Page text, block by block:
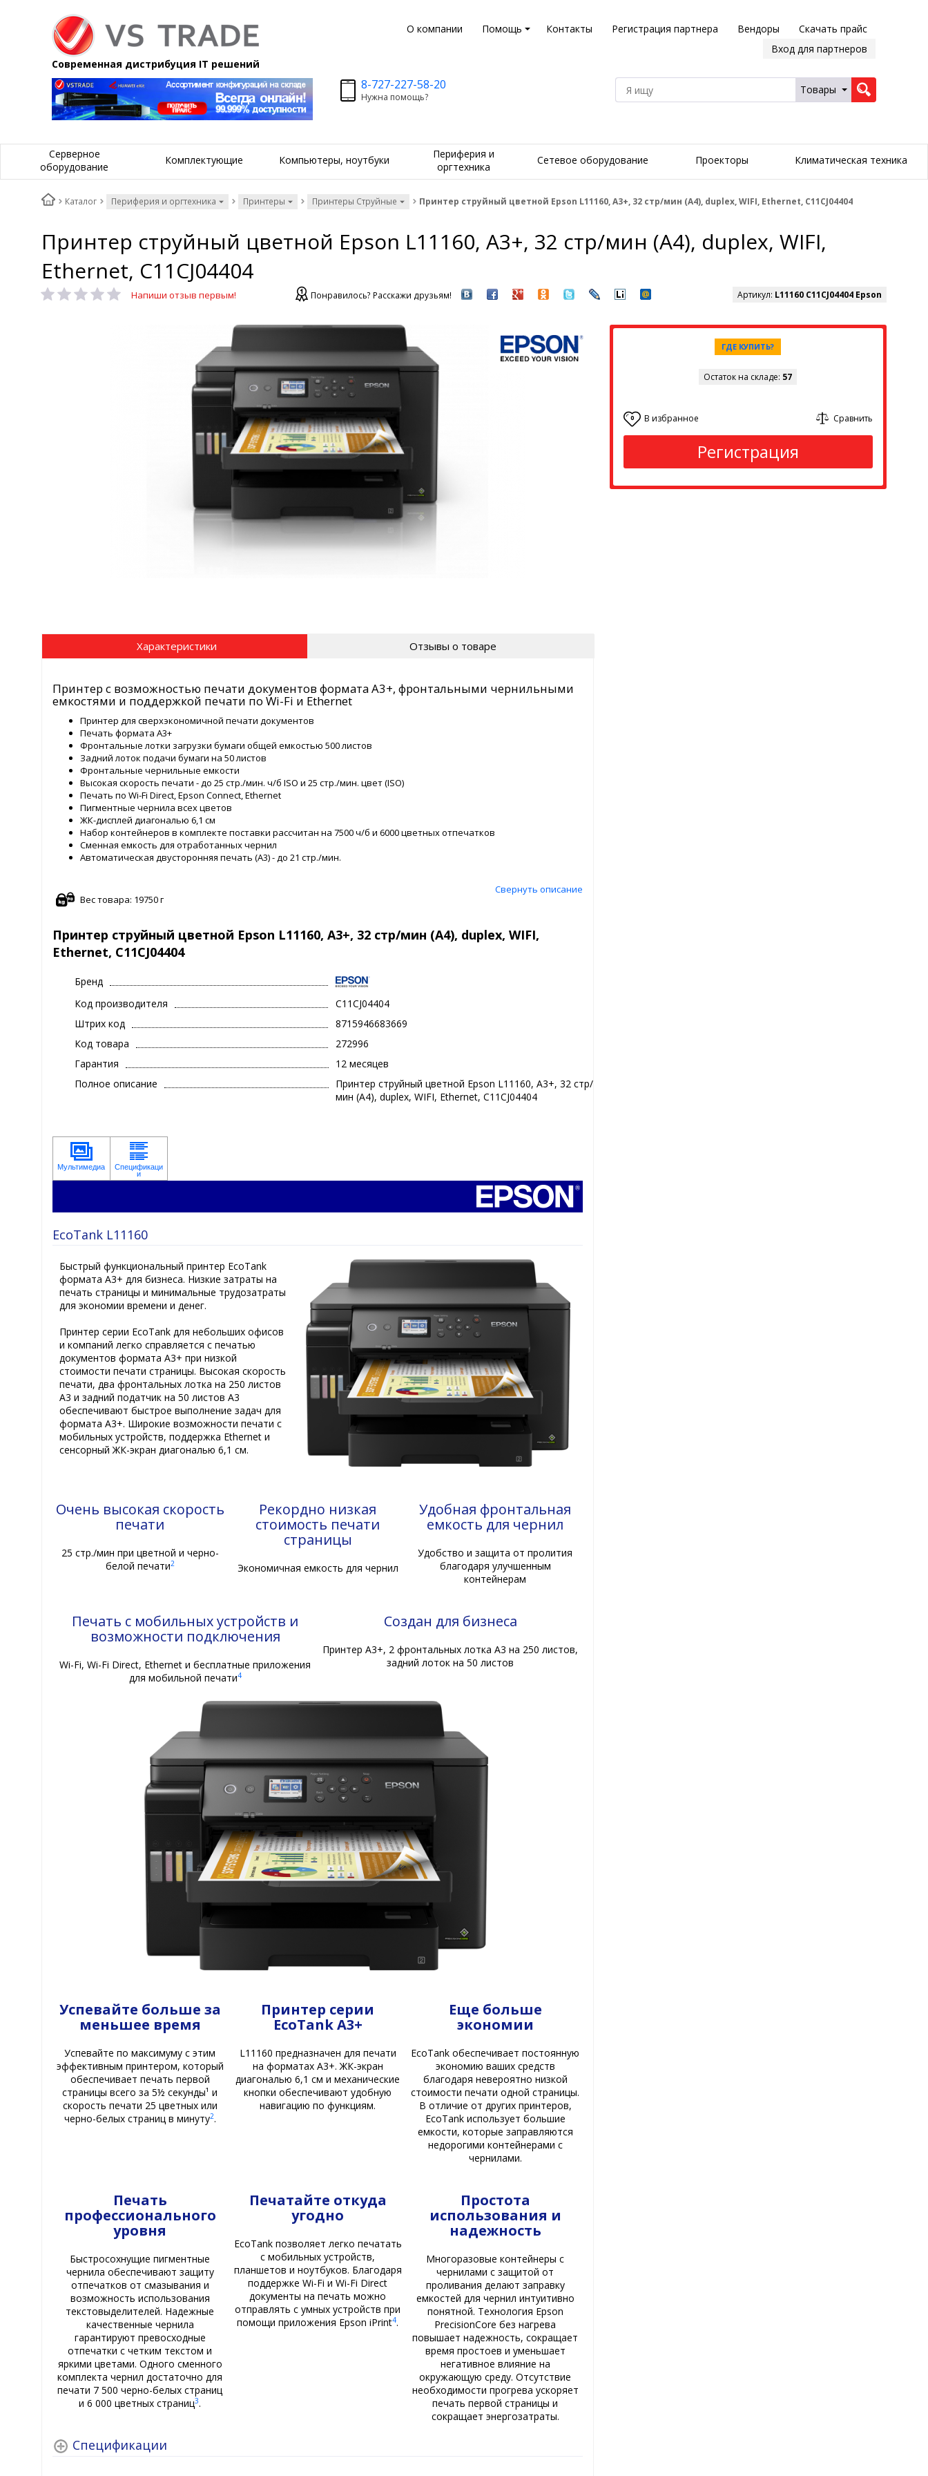
О компании Помощь Контакты Регистрация партнера Вендоры
Скачать прайс
Вход для партнеров
Современная дистрибуция IT решений
8-727-227-58-20
Нужна помощь?
Товары
Серверное
оборудование
Комплектующие Компьютеры, ноутбуки
Периферия и
оргтехника
Сетевое оборудование Проекторы Климатическая техника
Каталог Периферия и оргтехника Принтеры Принтеры Струйные Принтер струйный цветной Epson L11160, А3+, 32 стр/мин (A4), duplex, WIFI, Ethernet, C11CJ04404
Принтер струйный цветной Epson L11160, А3+, 32 стр/мин (A4), duplex, WIFI,
Ethernet, C11CJ04404
Напиши отзыв первым! Понравилось? Расскажи друзьям! Артикул: L11160 C11CJ04404 Epson
ГДЕ КУПИТЬ?
Остаток на складе: 57
0 В избранное Сравнить
Регистрация
Характеристики Отзывы о товаре
Принтер с возможностью печати документов формата А3+, фронтальными чернильными
емкостями и поддержкой печати по Wi-Fi и Ethernet
Принтер для сверхэкономичной печати документов
Печать формата А3+
Фронтальные лотки загрузки бумаги общей емкостью 500 листов
Задний лоток подачи бумаги на 50 листов
Фронтальные чернильные емкости
Высокая скорость печати - до 25 стр./мин. ч/б ISO и 25 стр./мин. цвет (ISO)
Печать по Wi-Fi Direct, Epson Connect, Ethernet
Пигментные чернила всех цветов
ЖК-дисплей диагональю 6,1 см
Набор контейнеров в комплекте поставки рассчитан на 7500 ч/б и 6000 цветных отпечатков
Сменная емкость для отработанных чернил
Автоматическая двусторонняя печать (А3) - до 21 стр./мин.
Свернуть описание
Вес товара: 19750 г
Принтер струйный цветной Epson L11160, А3+, 32 стр/мин (A4), duplex, WIFI,
Ethernet, C11CJ04404
Бренд
Код производителя
C11CJ04404
Штрих код
8715946683669
Код товара
272996
Гарантия
12 месяцев
Полное описание
Принтер струйный цветной Epson L11160, А3+, 32 стр/
мин (A4), duplex, WIFI, Ethernet, C11CJ04404
EcoTank L11160
Быстрый функциональный принтер EcoTank
формата A3+ для бизнеса. Низкие затраты на
печать страницы и минимальные трудозатраты
для экономии времени и денег.
Принтер серии EcoTank для небольших офисов
и компаний легко справляется с печатью
документов формата A3+ при низкой
стоимости печати страницы. Высокая скорость
печати, два фронтальных лотка на 250 листов
A3 и задний податчик на 50 листов A3
обеспечивают быстрое выполнение задач для
формата A3+. Широкие возможности печати с
мобильных устройств, поддержка Ethernet и
сенсорный ЖК-экран диагональю 6,1 см.
Очень высокая скорость
печати
25 стр./мин при цветной и черно-
белой печати2
Рекордно низкая
стоимость печати
страницы
Экономичная емкость для чернил
Удобная фронтальная
емкость для чернил
Удобство и защита от пролития
благодаря улучшенным
контейнерам
Печать с мобильных устройств и
возможности подключения
Wi-Fi, Wi-Fi Direct, Ethernet и бесплатные приложения
для мобильной печати4
Создан для бизнеса
Принтер A3+, 2 фронтальных лотка A3 на 250 листов,
задний лоток на 50 листов
Успевайте больше за
меньшее время
Успевайте по максимуму с этим
эффективным принтером, который
обеспечивает печать первой
страницы всего за 5½ секунды¹ и
скорость печати 25 цветных или
черно-белых страниц в минуту2.
Принтер серии
EcoTank A3+
L11160 предназначен для печати
на форматах A3+. ЖК-экран
диагональю 6,1 см и механические
кнопки обеспечивают удобную
навигацию по функциям.
Еще больше
экономии
EcoTank обеспечивает постоянную
экономию ваших средств
благодаря невероятно низкой
стоимости печати одной страницы.
В отличие от других принтеров,
EcoTank использует большие
емкости, которые заправляются
недорогими контейнерами с
чернилами.
Печать
профессионального
уровня
Быстросохнущие пигментные
чернила обеспечивают защиту
отпечатков от смазывания и
возможность использования
текстовыделителей. Надежные
качественные чернила
гарантируют превосходные
отпечатки с четким текстом и
яркими цветами. Одного сменного
комплекта чернил достаточно для
печати 7 500 черно-белых страниц
и 6 000 цветных страниц3.
Печатайте откуда
угодно
EcoTank позволяет легко печатать
с мобильных устройств,
планшетов и ноутбуков. Благодаря
поддержке Wi-Fi и Wi-Fi Direct
документы на печать можно
отправлять с умных устройств при
помощи приложения Epson iPrint4.
Простота
использования и
надежность
Многоразовые контейнеры с
чернилами с защитой от
проливания делают заправку
емкостей для чернил интуитивно
понятной. Технология Epson
PrecisionCore без нагрева
повышает надежность, сокращает
время простоев и уменьшает
негативное влияние на
окружающую среду. Отсутствие
необходимости прогрева ускоряет
печать первой страницы и
сокращает энергозатраты.
Спецификации